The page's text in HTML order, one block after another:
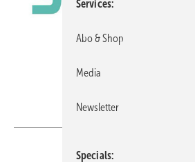
Services
Abo & Shop
Media
Newsletter
Specials